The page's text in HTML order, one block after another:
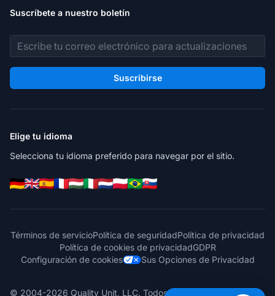
Suscríbete a nuestro boletín
Dirección de correo electrónico
Suscribirse
Elige tu idioma
Selecciona tu idioma preferido para navegar por el sitio.
Términos de servicioPolítica de seguridadPolítica de privacidad
Política de cookies de privacidadGDPR
Configuración de cookies
Sus Opciones de Privacidad
© 2004-2026 Quality Unit, LLC. Todos los derechos